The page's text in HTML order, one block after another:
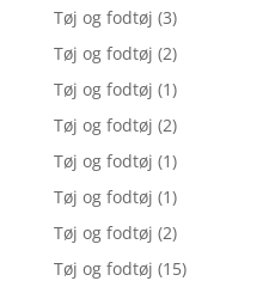
Tøj og fodtøj (3)
Tøj og fodtøj (2)
Tøj og fodtøj (1)
Tøj og fodtøj (2)
Tøj og fodtøj (1)
Tøj og fodtøj (1)
Tøj og fodtøj (2)
Tøj og fodtøj (15)